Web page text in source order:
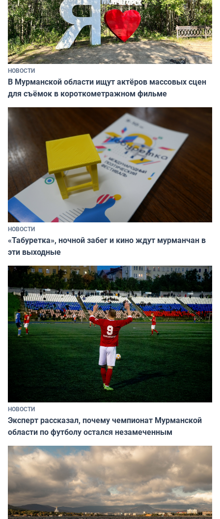
НОВОСТИ
В Мурманской области ищут актёров массовых сцен
для съёмок в короткометражном фильме
НОВОСТИ
«Табуретка», ночной забег и кино ждут мурманчан в
эти выходные
НОВОСТИ
Эксперт рассказал, почему чемпионат Мурманской
области по футболу остался незамеченным